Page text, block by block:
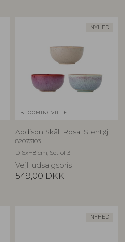
NYHED
BLOOMINGVILLE
Addison Skål, Rosa, Stentøj
82073103
D16xH8 cm, Set of 3
Vejl. udsalgspris
549,00 DKK
NYHED